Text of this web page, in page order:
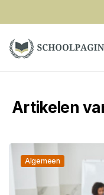
Artikelen
Algemeen